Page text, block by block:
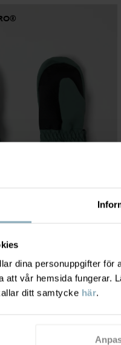
dina personuppgifter
att vår hemsida fungerar.
ditt samtycke här.
med kardborreband
249 kr